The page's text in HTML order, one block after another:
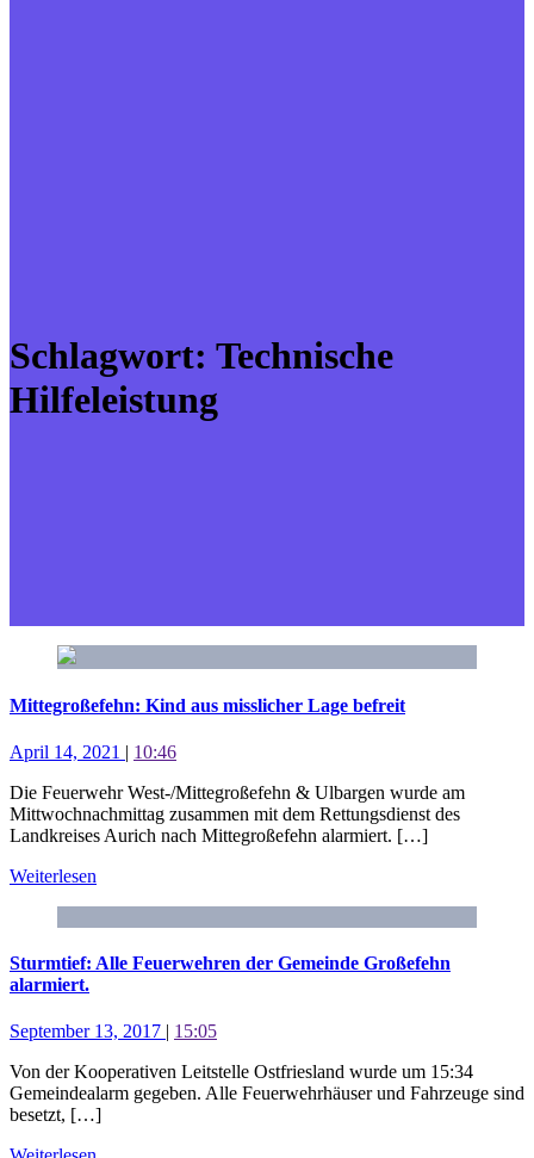
Schlagwort: Technische
Hilfeleistung
Mittegroßefehn: Kind aus misslicher Lage befreit
April 14, 2021 | 10:46
Die Feuerwehr West-/Mittegroßefehn & Ulbargen wurde am
Mittwochnachmittag zusammen mit dem Rettungsdienst des
Landkreises Aurich nach Mittegroßefehn alarmiert. […]
Weiterlesen
Sturmtief: Alle Feuerwehren der Gemeinde Großefehn
alarmiert.
September 13, 2017 | 15:05
Von der Kooperativen Leitstelle Ostfriesland wurde um 15:34
Gemeindealarm gegeben. Alle Feuerwehrhäuser und Fahrzeuge sind
besetzt, […]